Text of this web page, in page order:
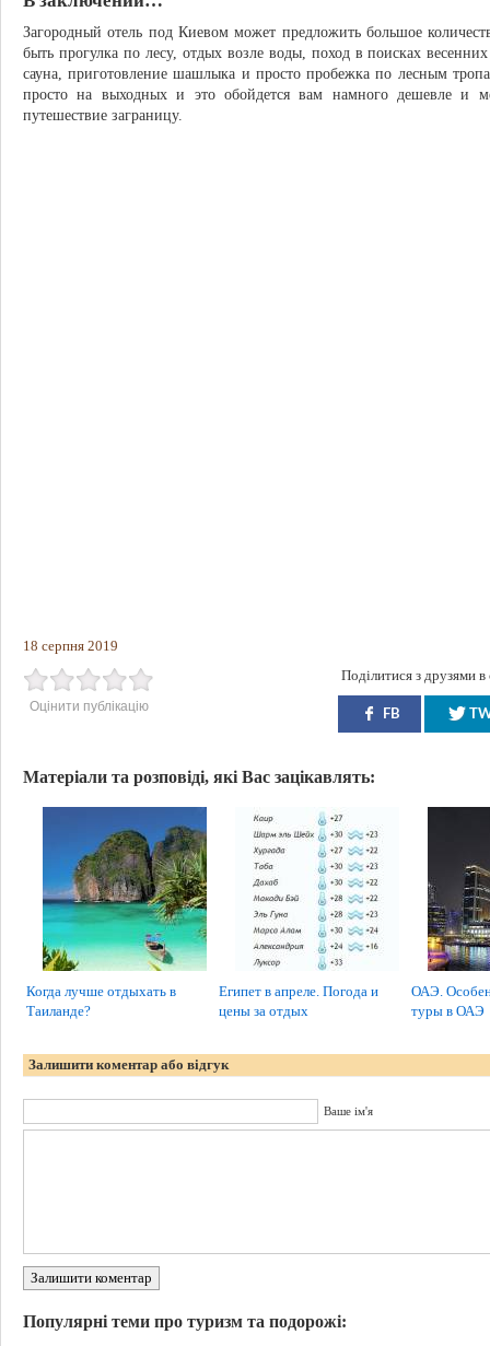
Загородный отель под Киевом может предложить большое
быть прогулка по лесу, отдых возле воды, поход в поисках
сауна, приготовление шашлыка и просто пробежка по лесным
просто на выходных и это обойдется вам намного дешевле и
путешествие заграницу.
18 серпня 2019
Оцінити публікацію
Поділитися з друзями
FB
Матеріали та розповіді, які Вас зацікавлять:
Когда лучше отдыхать в
Таиланде?
Египет в апреле. Погода и
цены за отдых
ОАЭ.
туры в ОАЭ
Залишити коментар або відгук
Ваше ім'я
Залишити коментар
Популярні теми про туризм та подорожі: